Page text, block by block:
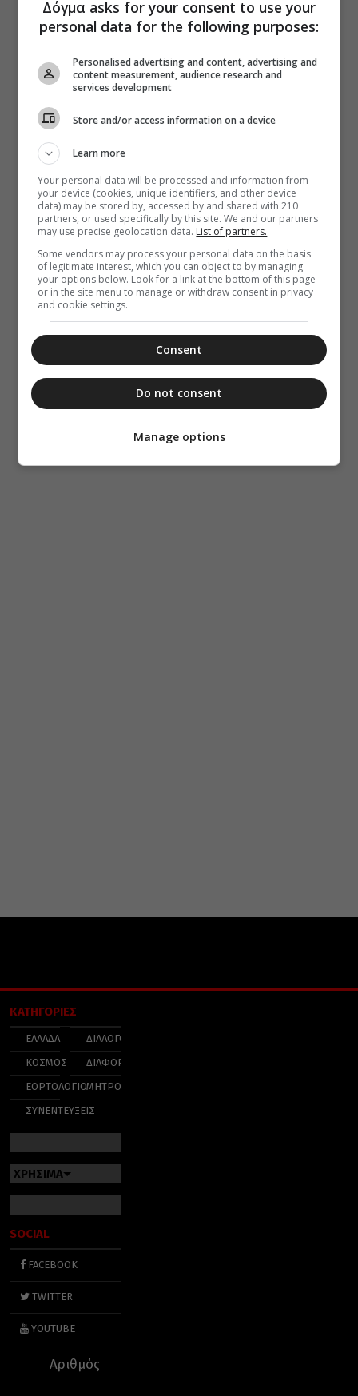
ΚΑΤΗΓΟΡΙΕΣ
ΕΛΛΑΔΑ
ΚΟΣΜΟΣ
ΕΟΡΤΟΛΟΓΙΟ
ΣΥΝΕΝΤΕΥΞΕΙΣ
ΔΙΑΛΟΓΟΣ
ΔΙΑΦΟΡΑ
ΜΗΤΡΟΠΟΛΕΙΣ
ΧΡΗΣΙΜΑ
SOCIAL
FACEBOOK
TWITTER
YOUTUBE
Αριθμός
Δόγμα asks for your consent to use your
personal data for the following purposes:
Personalised advertising and content, advertising and
content measurement, audience research and
services development
Store and/or access information on a device
Learn more
Your personal data will be processed and information from
your device (cookies, unique identifiers, and other device
data) may be stored by, accessed by and shared with 210
partners, or used specifically by this site. We and our partners
may use precise geolocation data. List of partners.
Some vendors may process your personal data on the basis
of legitimate interest, which you can object to by managing
your options below. Look for a link at the bottom of this page
or in the site menu to manage or withdraw consent in privacy
and cookie settings.
Consent
Do not consent
Manage options